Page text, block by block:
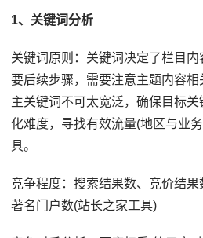
1、关键词分析
关键词原则：关键词决定了栏目
要后续步骤，需要注意主题内容相
主关键词不可太宽泛，确保目标
化难度，寻找有效流量(地区与业
具。
竞争程度：搜索结果数、竞价结
著名门户数(站长之家工具)